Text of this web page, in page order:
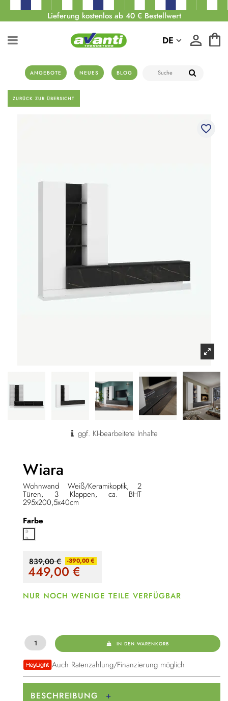
Lieferung kostenlos ab 40 € Bestellwert
ANGEBOTE NEUES BLOG
DE
ZURÜCK ZUR ÜBERSICHT
favorite_border
ggf. KI-bearbeitete Inhalte
Wiara
Wohnwand Weiß/Keramikoptik, 2
Türen, 3 Klappen, ca. BHT
295x200,5x40cm
Farbe
839,00 € -390,00 €
449,00€
NUR NOCH WENIGE TEILE VERFÜGBAR
IN DEN WARENKORB
Auch Ratenzahlung/Finanzierung möglich
BESCHREIBUNG